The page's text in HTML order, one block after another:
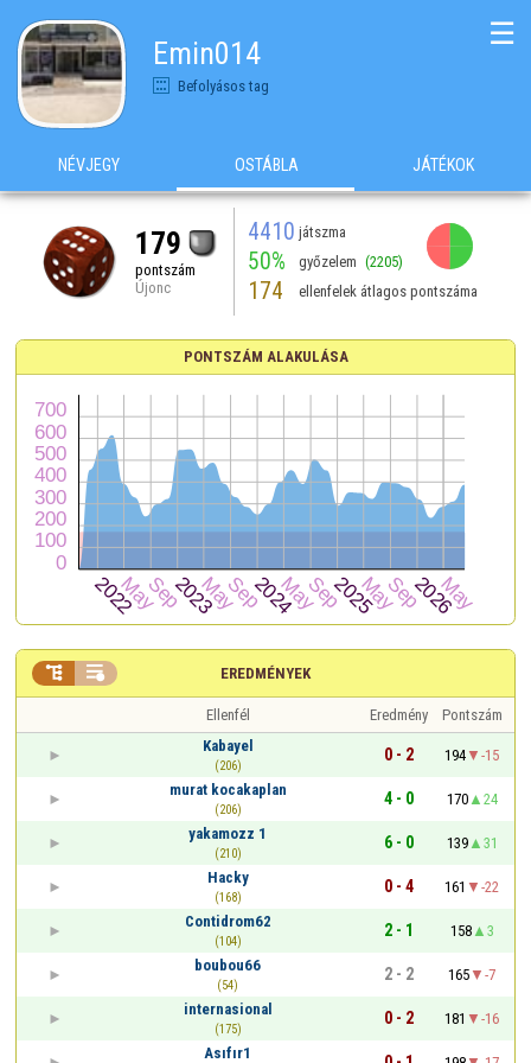
Emin014
Befolyásos tag
☰
NÉVJEGY OSTÁBLA JÁTÉKOK
179
pontszám
Újonc
4410 játszma
50% győzelem (2205)
174 ellenfelek átlagos pontszáma
PONTSZÁM ALAKULÁSA
EREDMÉNYEK
 
Ellenfél Eredmény
Pontszám
Kabayel
(206)
0 - 2 194
-15
murat kocakaplan
(206)
4 - 0 170
24
yakamozz 1
(210)
6 - 0 139
31
Hacky
(168)
0 - 4 161
-22
Contidrom62
(104)
2 - 1 158
3
boubou66
(54)
2 - 2 165
-7
internasional
(175)
0 - 2 181
-16
Asıfır1